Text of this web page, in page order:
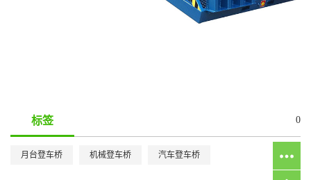
标签 0
月台登车桥 机械登车桥 汽车登车桥